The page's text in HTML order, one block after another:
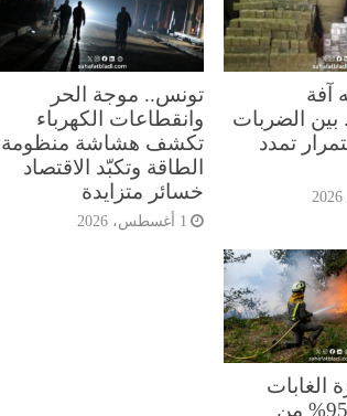
آفة
بين الضربات
تمدد
تونس.. موجة الحر
وانقطاعات الكهرباء
تكشف هشاشة منظومة
الطاقة وتكبّد الاقتصاد
خسائر متزايدة
1 أغسطس، 2026
الغابات
تكشف أن 95% من